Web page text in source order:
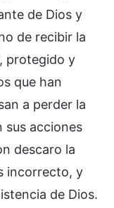
de Dios y
de recibir la
protegido y
que han
a perder la
sus acciones
descaro la
incorrecto, y
de Dios.